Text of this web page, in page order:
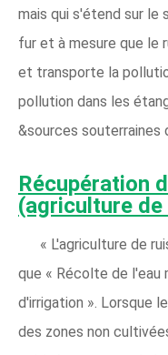
mais qui s'étend sur le
fur et à mesure que le
et transporte la
pollution dans les
&sources souterraines
Récupération
(agriculture
« L'agriculture de
que « Récolte de l'eau
d'irrigation ». Lorsque
des zones non